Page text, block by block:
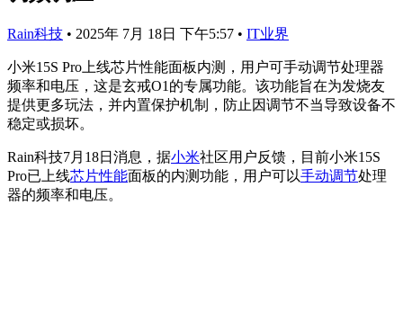
Rain科技 • 2025年 7月 18日 下午5:57 • IT业界
小米15S Pro上线芯片性能面板内测，用户可手动调节处理器
频率和电压，这是玄戒O1的专属功能。该功能旨在为发烧友
提供更多玩法，并内置保护机制，防止因调节不当导致设备不
稳定或损坏。
Rain科技7月18日消息，据小米社区用户反馈，目前小米15S
Pro已上线芯片性能面板的内测功能，用户可以手动调节处理
器的频率和电压。